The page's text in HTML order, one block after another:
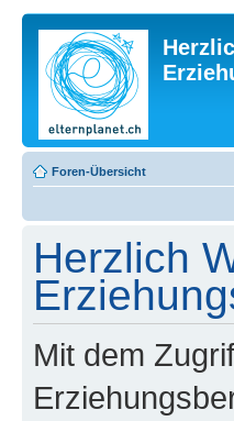
Foren-Übersicht
Herzlich
Mit dem